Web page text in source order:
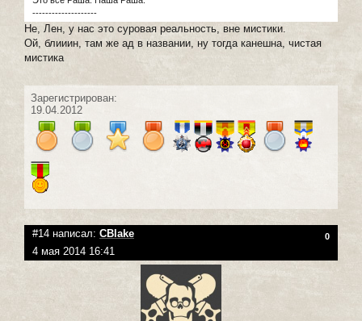
--------------------
Не, Лен, у нас это суровая реальность, вне мистики.
Ой, блииин, там же ад в названии, ну тогда канешна, чистая
мистика
Зарегистрирован:
19.04.2012
#14 написал: CBlake 0
4 мая 2014 16:41